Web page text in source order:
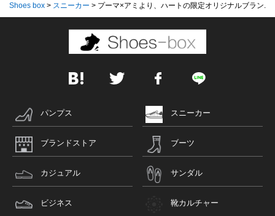
Shoes box > スニーカー > プーマ×アミより、ハートの限定オリジナルブラン...
パンプス スニーカー
ブランドストア ブーツ
カジュアル サンダル
ビジネス 靴カルチャー